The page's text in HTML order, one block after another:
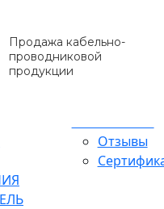
Продажа кабельно-
проводниковой
продукции
Отзывы